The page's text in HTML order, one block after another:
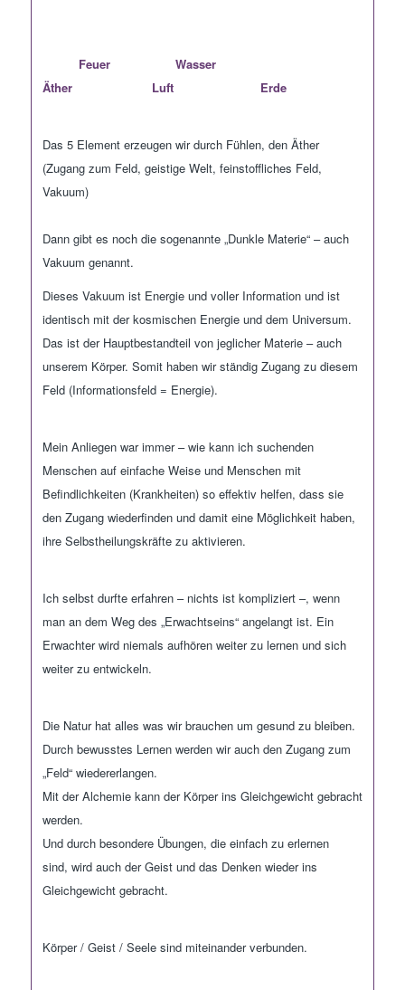
FeuerWasser
Äther Luft Erde
Das 5 Element erzeugen wir durch Fühlen, den Äther
(Zugang zum Feld, geistige Welt, feinstoffliches Feld,
Vakuum)
Dann gibt es noch die sogenannte „Dunkle Materie“– auch
Vakuum genannt.
Dieses Vakuum ist Energie und voller Information und ist
identisch mit der kosmischen Energie und dem Universum.
Das ist der Hauptbestandteil von jeglicher Materie – auch
unserem Körper. Somit haben wir ständig Zugang zu diesem
Feld (Informationsfeld = Energie).
Mein Anliegen war immer – wie kann ich suchenden
Menschen auf einfache Weise und Menschen mit
Befindlichkeiten (Krankheiten) so effektiv helfen, dass sie
den Zugang wiederfinden und damit eine Möglichkeit haben,
ihre Selbstheilungskräfte zu aktivieren.
Ich selbst durfte erfahren – nichts ist kompliziert–, wenn
man an dem Wegdes „Erwachtseins“ angelangt ist. Ein
Erwachter wird niemals aufhören weiter zu lernen und sich
weiter zu entwickeln.
Die Natur hat alles was wir brauchen um gesund zu bleiben.
Durch bewusstes Lernen werden wir auch den Zugang zum
„Feld“ wiedererlangen.
Mit der Alchemie kann der Körper ins Gleichgewicht gebracht
werden.
Und durch besondere Übungen, die einfach zu erlernen
sind, wirdauch der Geist und das Denken wieder ins
Gleichgewicht gebracht.
Körper / Geist / Seele sind miteinander verbunden.